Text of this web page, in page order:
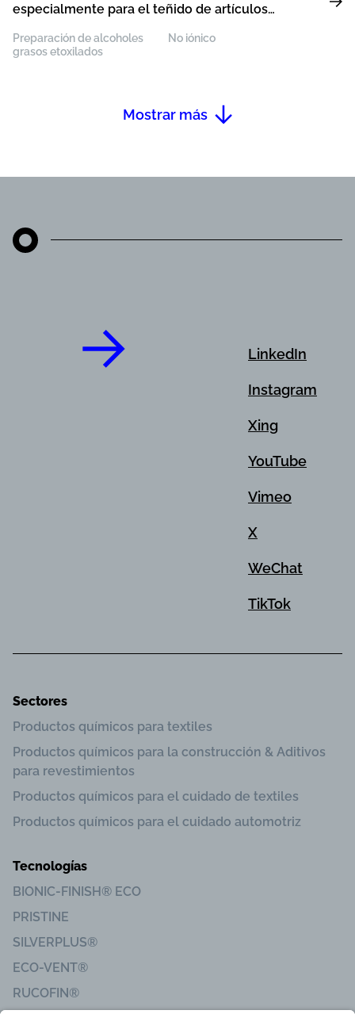
especialmente para el teñido de artículos
Preparación de alcoholes
grasos etoxilados
No iónico
Mostrar más
LinkedIn
Instagram
Xing
YouTube
Vimeo
X
WeChat
TikTok
Sectores
Productos químicos para textiles
Productos químicos para la construcción & Aditivos
para revestimientos
Productos químicos para el cuidado de textiles
Productos químicos para el cuidado automotriz
Tecnologías
BIONIC-FINISH® ECO
PRISTINE
SILVERPLUS®
ECO-VENT®
RUCOFIN®